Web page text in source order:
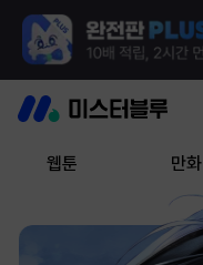
웹툰 만화